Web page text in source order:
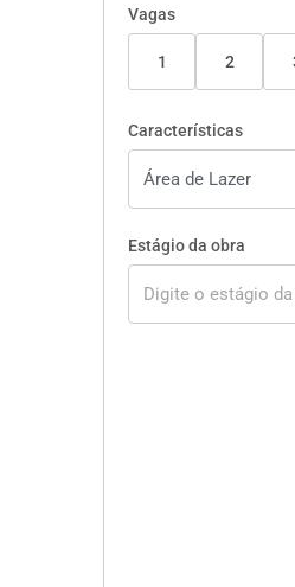
Vagas
1 2
Características
Estágio da obra